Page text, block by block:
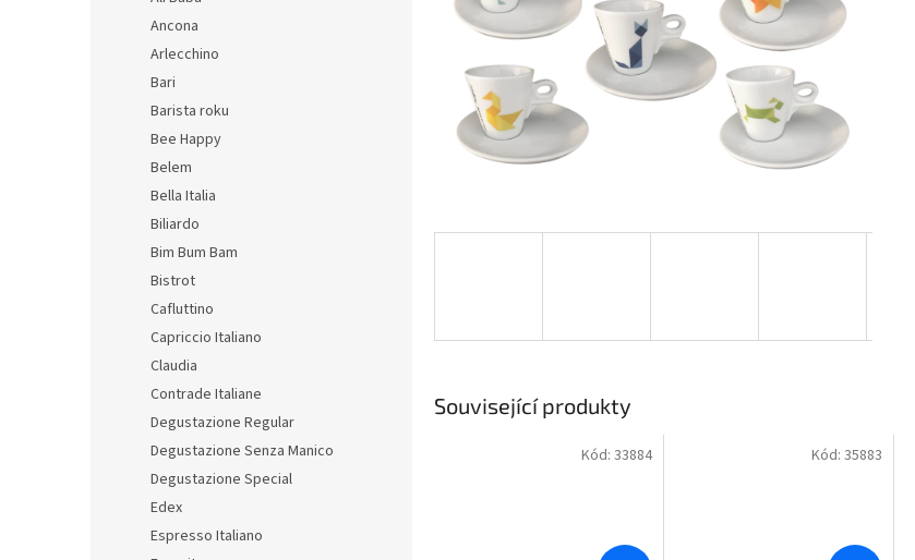
Ancona
Arlecchino
Bari
Barista roku
Bee Happy
Belem
Bella Italia
Biliardo
Bim Bum Bam
Bistrot
Cafluttino
Capriccio Italiano
Claudia
Contrade Italiane
Degustazione Regular
Degustazione Senza Manico
Degustazione Special
Edex
Espresso Italiano
Související produkty
Kód: 33884 Kód: 35883